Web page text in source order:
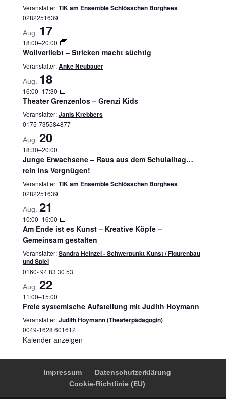
Veranstalter:TIK am Ensemble Schlösschen Borghees
0282251639
Aug. 17
18:00–20:00
Wollverliebt – Stricken macht süchtig
Veranstalter:Anke Neubauer
Aug. 18
16:00–17:30
Theater Grenzenlos – Grenzi Kids
Veranstalter:Janis Krebbers
0175-735584877
Aug. 20
18:30–20:00
Junge Erwachsene – Raus aus dem Schulalltag…
rein ins Vergnügen!
Veranstalter:TIK am Ensemble Schlösschen Borghees
0282251639
Aug. 21
10:00–16:00
Am Ende ist es Kunst – Kreative Köpfe –
Gemeinsam gestalten
Veranstalter:Sandra Heinzel - Schwerpunkt Kunst / Figurenbau
und Spiel
0160- 94 83 30 53
Aug. 22
11:00–15:00
Freie systemische Aufstellung mit Judith Hoymann
Veranstalter:Judith Hoymann (Theaterpädagogin)
0049-1628 601612
Kalender anzeigen
Impressum
Datenschutzerklärung
Cookie-Richtlinie (EU)